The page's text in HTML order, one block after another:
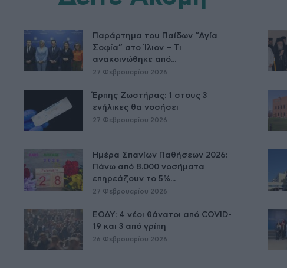
Παράρτημα του Παίδων “Αγία
Σοφία” στο Ίλιον – Τι
ανακοινώθηκε από...
27 Φεβρουαρίου 2026
Έρπης Ζωστήρας: 1 στους 3
ενήλικες θα νοσήσει
27 Φεβρουαρίου 2026
Ημέρα Σπανίων Παθήσεων 2026:
Πάνω από 8.000 νοσήματα
επηρεάζουν το 5%...
27 Φεβρουαρίου 2026
ΕΟΔΥ: 4 νέοι θάνατοι από COVID-
19 και 3 από γρίπη
26 Φεβρουαρίου 2026